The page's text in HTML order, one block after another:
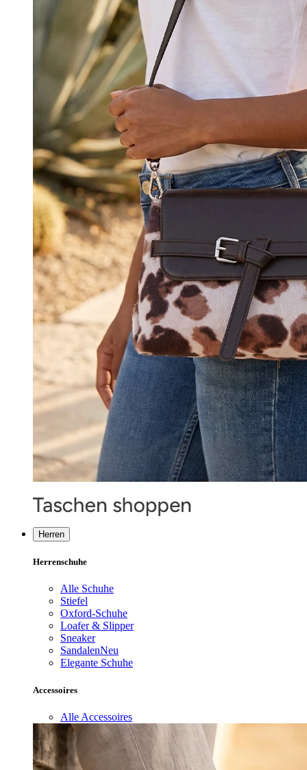
Herren
Herrenschuhe
Alle Schuhe
Stiefel
Oxford-Schuhe
Loafer & Slipper
Sneaker
SandalenNeu
Elegante Schuhe
Accessoires
Alle Accessoires